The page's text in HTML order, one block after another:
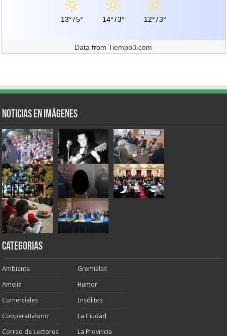
13°/5° 14°/3° 12°/3°
Data fromTiempo3.com
Noticias en Imágenes
Categorias
Ambiente
Amelia
Comerciales
Cooperativismo
Correo de Lectores
Gremiales
Humor
Insólitos
La Ciudad
La Provincia